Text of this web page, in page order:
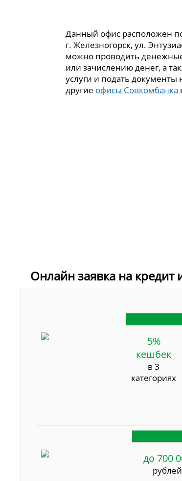
Данный офис расположен
г. Железногорск, ул.
можно проводить
или зачислению денег, а
услуги и подать документы
другие офисы Совкомбанка
Онлайн заявка на кредит
5%
кешбек
в 3
категориях
до 700
рублей